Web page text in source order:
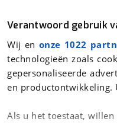
Verantwoord gebruik
Wij en onze 1022
technologieën zoals
gepersonaliseerde
en productontwikkeling.
Als u het toestaat, willen
Auto Fiets Motor
Naked
voor je